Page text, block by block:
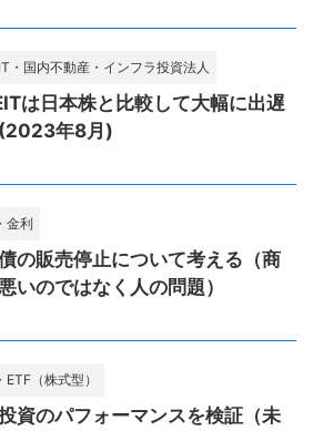
・国内不動産・インフラ投資法人
は日本株と比較して大幅に出遅
年8月)
金利
の販売停止について考える（商
いのではなく人の問題）
ETF（株式型）
資のパフォーマンスを検証（未